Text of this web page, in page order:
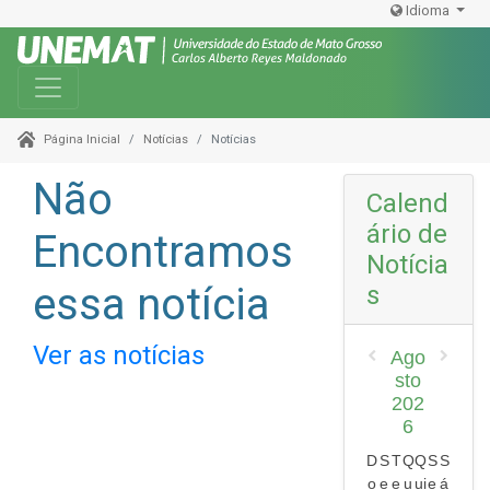
Idioma
Toggle navigation
Página Inicial Notícias Notícias
Não
Encontramos
essa notícia
Ver as notícias
Calend
ário de
Notícia
s
Ago
sto
202
6
D
o
S
e
T
e
Q
u
Q
ui
S
e
S
á